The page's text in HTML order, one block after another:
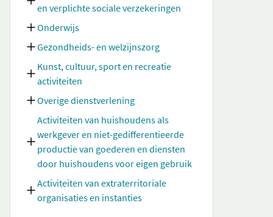
en verplichte sociale verzekeringen
Onderwijs
Gezondheids- en welzijnszorg
Kunst, cultuur, sport en recreatie
activiteiten
Overige dienstverlening
Activiteiten van huishoudens als
werkgever en niet-gedifferentieerde
productie van goederen en diensten
door huishoudens voor eigen gebruik
Activiteiten van extraterritoriale
organisaties en instanties